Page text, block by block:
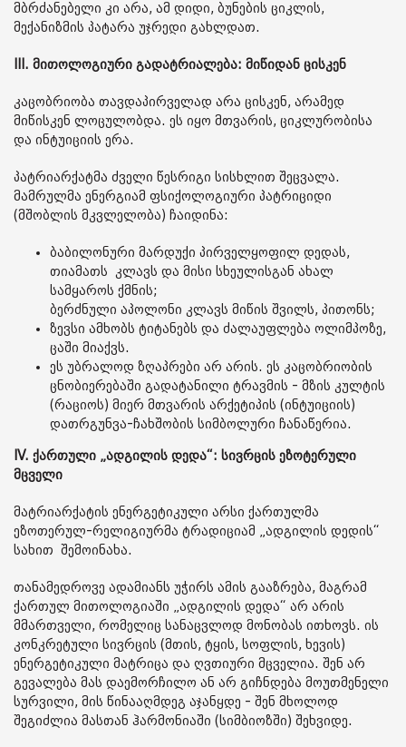
მბრძანებელი კი არა, ამ დიდი, ბუნების ციკლის,
მექანიზმის პატარა უჯრედი გახლდათ.
III. მითოლოგიური გადატრიალება: მიწიდან ცისკენ
კაცობრიობა თავდაპირველად არა ცისკენ, არამედ
მიწისკენ ლოცულობდა. ეს იყო მთვარის, ციკლურობისა
და ინტუიციის ერა.
პატრიარქატმა ძველი წესრიგი სისხლით შეცვალა.
მამრულმა ენერგიამ ფსიქოლოგიური პატრიციდი
(მშობლის მკვლელობა) ჩაიდინა:
ბაბილონური მარდუქი პირველყოფილ დედას,
თიამათს კლავს და მისი სხეულისგან ახალ
სამყაროს ქმნის;
ბერძნული აპოლონი კლავს მიწის შვილს, პითონს;
ზევსი ამხობს ტიტანებს და ძალაუფლება ოლიმპოზე,
ცაში მიაქვს.
ეს უბრალოდ ზღაპრები არ არის. ეს კაცობრიობის
ცნობიერებაში გადატანილი ტრავმის - მზის კულტის
(რაციოს) მიერ მთვარის არქეტიპის (ინტუიციის)
დათრგუნვა-ჩახშობის სიმბოლური ჩანაწერია.
IV. ქართული „ადგილის დედა“: სივრცის ეზოტერული
მცველი
მატრიარქატის ენერგეტიკული არსი ქართულმა
ეზოთერულ-რელიგიურმა ტრადიციამ „ადგილის დედის“
სახით შემოინახა.
თანამედროვე ადამიანს უჭირს ამის გააზრება, მაგრამ
ქართულ მითოლოგიაში „ადგილის დედა“ არ არის
მმართველი, რომელიც სანაცვლოდ მონობას ითხოვს. ის
კონკრეტული სივრცის (მთის, ტყის, სოფლის, ხევის)
ენერგეტიკული მატრიცა და ღვთიური მცველია. შენ არ
გევალება მას დაემორჩილო ან არ გიჩნდება მოუთმენელი
სურვილი, მის წინააღმდეგ აჯანყდე - შენ მხოლოდ
შეგიძლია მასთან ჰარმონიაში (სიმბიოზში) შეხვიდე.